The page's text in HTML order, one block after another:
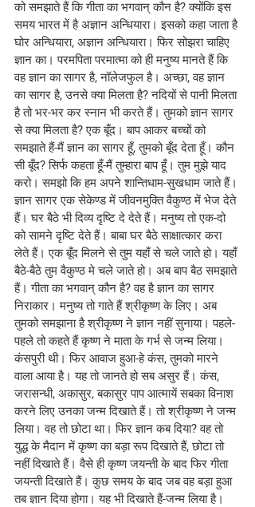
को समझाते हैं कि गीता का भगवान् कौन है? क्योंकि इस
समय भारत में है अज्ञान अन्धियारा। इसको कहा जाता है
घोर अन्धियारा, अज्ञान अन्धियारा। फिर सोझरा चाहिए
ज्ञान का। परमपिता परमात्मा को ही मनुष्य मानते हैं कि
वह ज्ञान का सागर है, नॉलेजफुल है। अच्छा, वह ज्ञान
का सागर है, उनसे क्या मिलता है? नदियों से पानी मिलता
है तो भर-भर कर स्नान भी करते हैं। तुमको ज्ञान सागर
से क्या मिलता है? एक बूँद। बाप आकर बच्चों को
समझाते हैं-मैं ज्ञान का सागर हूँ, तुमको बूँद देता हूँ। कौन
सी बूँद? सिर्फ कहता हूँ-मैं तुम्हारा बाप हूँ। तुम मुझे याद
करो। समझो कि हम अपने शान्तिधाम-सुखधाम जाते हैं।
ज्ञान सागर एक सेकेण्ड में जीवनमुक्ति वैकुण्ठ में भेज देते
हैं। घर बैठे भी दिव्य दृष्टि दे देते हैं। मनुष्य तो एक-दो
को सामने दृष्टि देते हैं। बाबा घर बैठे साक्षात्कार करा
लेते हैं। एक बूँद मिलने से तुम यहाँ से चले जाते हो। यहाँ
बैठे-बैठे तुम वैकुण्ठ मे चले जाते हो। अब बाप बैठ समझाते
हैं। गीता का भगवान् कौन है? वह है ज्ञान का सागर
निराकार। मनुष्य तो गाते हैं श्रीकृष्ण के लिए। अब
तुमको समझाना है श्रीकृष्ण ने ज्ञान नहीं सुनाया। पहले-
पहले तो कहते हैं कृष्ण ने माता के गर्भ से जन्म लिया।
कंसपुरी थी। फिर आवाज हुआ-हे कंस, तुमको मारने
वाला आया है। यह तो जानते हो सब असुर हैं। कंस,
जरासन्धी, अकासुर, बकासुर पाप आत्मायें सबका विनाश
करने लिए उनका जन्म दिखाते हैं। तो श्रीकृष्ण ने जन्म
लिया। वह तो छोटा था। फिर ज्ञान कब दिया? वह तो
युद्ध के मैदान में कृष्ण का बड़ा रूप दिखाते हैं, छोटा तो
नहीं दिखाते हैं। वैसे ही कृष्ण जयन्ती के बाद फिर गीता
जयन्ती दिखाते हैं। कुछ समय के बाद जब वह बड़ा हुआ
तब ज्ञान दिया होगा। यह भी दिखाते हैं-जन्म लिया है।